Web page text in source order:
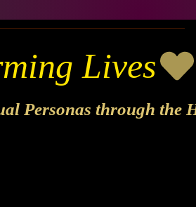
Personas through the